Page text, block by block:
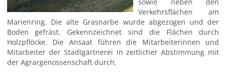
Verkehrsflächen am
Marienring. Die alte Grasnarbe wurde abgezogen und der
Boden gefräst. Gekennzeichnet sind die Flächen durch
Holzpflöcke. Die Ansaat führen die Mitarbeiterinnen und
Mitarbeiter der Stadtgärtnerei in zeitlicher Abstimmung mit
der Agrargenossenschaft durch.